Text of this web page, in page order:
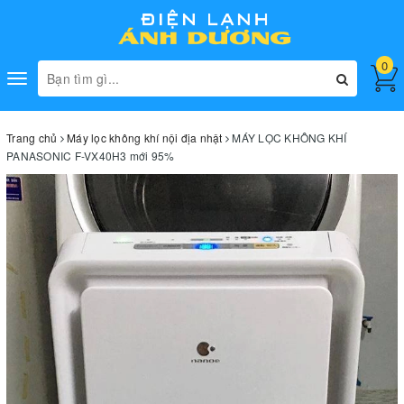
Toggle
navigation
0
Trang chủ Máy lọc không khí nội địa nhật
MÁY LỌC KHÔNG KHÍ
PANASONIC F-VX40H3 mới 95%